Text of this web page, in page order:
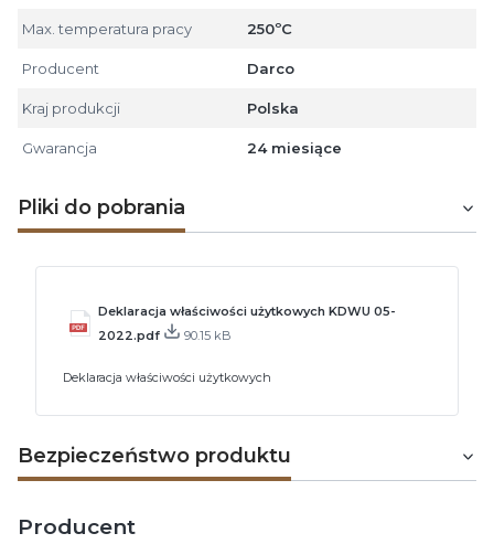
Max. temperatura pracy 250ºC
Producent Darco
Kraj produkcji Polska
Gwarancja 24 miesiące
Pliki do pobrania
Deklaracja właściwości użytkowych KDWU 05-
2022.pdf
90.15 kB
Deklaracja właściwości użytkowych
Bezpieczeństwo produktu
Producent